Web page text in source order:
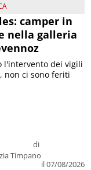
camper in
nella galleria
di
Timpano
il 07/08/2026
l'intervento dei vigili
non ci sono feriti